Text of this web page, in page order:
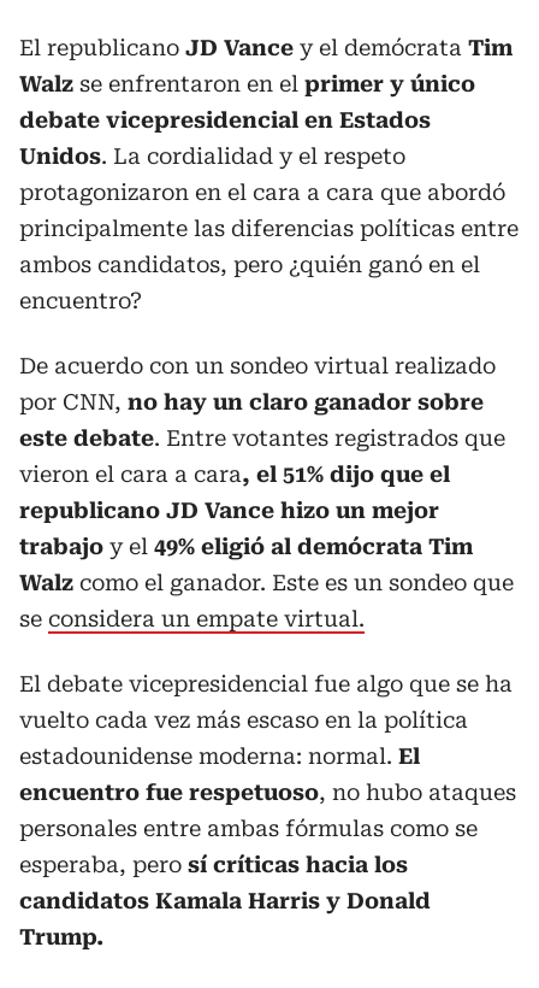
El republicano JD Vance y el demócrata Tim
Walz se enfrentaron en el primer y único
debate vicepresidencial en Estados
Unidos. La cordialidad y el respeto
protagonizaron en el cara a cara que abordó
principalmente las diferencias políticas entre
ambos candidatos, pero ¿quién ganó en el
encuentro?
De acuerdo con un sondeo virtual realizado
por CNN, no hay un claro ganador sobre
este debate. Entre votantes registrados que
vieron el cara a cara, el 51% dijo que el
republicano JD Vance hizo un mejor
trabajo y el 49% eligió al demócrata Tim
Walz como el ganador. Este es un sondeo que
se considera un empate virtual.
El debate vicepresidencial fue algo que se ha
vuelto cada vez más escaso en la política
estadounidense moderna: normal. El
encuentro fue respetuoso, no hubo ataques
personales entre ambas fórmulas como se
esperaba, pero sí críticas hacia los
candidatos Kamala Harris y Donald
Trump.